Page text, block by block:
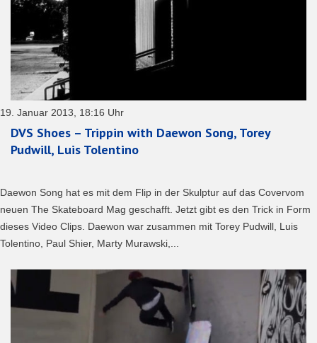
19. Januar 2013, 18:16 Uhr
DVS Shoes – Trippin with Daewon Song, Torey
Pudwill, Luis Tolentino
Daewon Song hat es mit dem Flip in der Skulptur auf das Covervom
neuen The Skateboard Mag geschafft. Jetzt gibt es den Trick in Form
dieses Video Clips. Daewon war zusammen mit Torey Pudwill, Luis
Tolentino, Paul Shier, Marty Murawski,...